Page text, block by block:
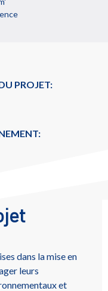
PROJET:
dans la mise en
leurs
et